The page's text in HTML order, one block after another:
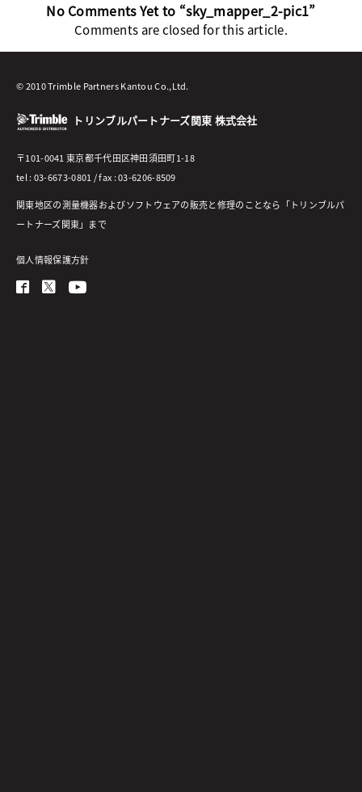
No Comments Yet to “sky_mapper_2-pic1”
Comments are closed for this article.
© 2010 Trimble Partners Kantou Co.,Ltd.
トリンブルパートナーズ関東 株式会社
〒101-0041 東京都千代田区神田須田町1-18
tel : 03-6673-0801 / fax : 03-6206-8509
関東地区の測量機器およびソフトウェアの販売と修理のことなら「トリンブルパ
ートナーズ関東」まで
個人情報保護方針